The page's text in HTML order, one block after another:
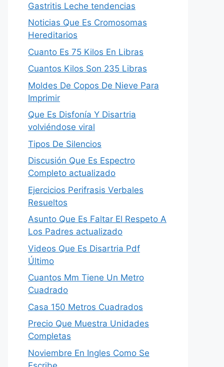
Gastritis Leche tendencias
Noticias Que Es Cromosomas
Hereditarios
Cuanto Es 75 Kilos En Libras
Cuantos Kilos Son 235 Libras
Moldes De Copos De Nieve Para
Imprimir
Que Es Disfonía Y Disartria
volviéndose viral
Tipos De Silencios
Discusión Que Es Espectro
Completo actualizado
Ejercicios Perifrasis Verbales
Resueltos
Asunto Que Es Faltar El Respeto A
Los Padres actualizado
Videos Que Es Disartria Pdf
Último
Cuantos Mm Tiene Un Metro
Cuadrado
Casa 150 Metros Cuadrados
Precio Que Muestra Unidades
Completas
Noviembre En Ingles Como Se